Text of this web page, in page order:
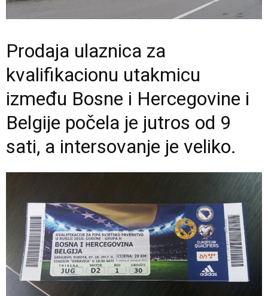
Prodaja ulaznica za
kvalifikacionu utakmicu
između Bosne i Hercegovine i
Belgije počela je jutros od 9
sati, a intersovanje je veliko.